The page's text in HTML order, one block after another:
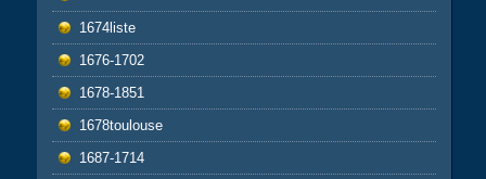
1674liste
1676-1702
1678-1851
1678toulouse
1687-1714